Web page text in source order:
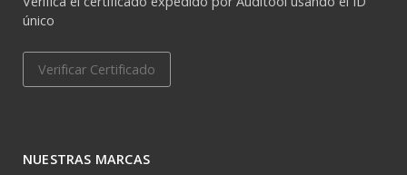
único
Verificar Certificado
NUESTRAS MARCAS